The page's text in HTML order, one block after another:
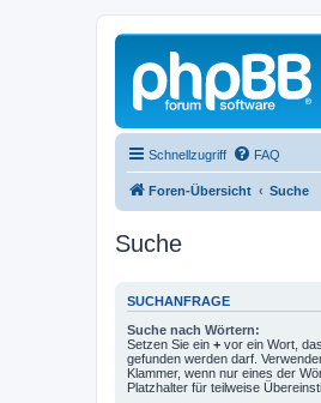
Schnellzugriff FAQ
Foren-Übersicht Suche
Suche
SUCHANFRAGE
Suche nach Wörtern:
Setzen Sie ein + vor ein Wort,
gefunden werden darf.
Klammer, wenn nur eines der
Platzhalter für teilweise